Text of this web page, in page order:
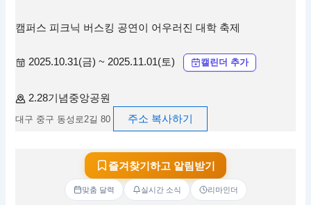
캠퍼스 피크닉 버스킹 공연이 어우러진 대학 축제
2025.10.31(금) ~ 2025.11.01(토) 캘린더 추가
2.28기념중앙공원
대구 중구 동성로2길 80 주소 복사하기
즐겨찾기하고 알림받기
맞춤 달력 실시간 소식 리마인더